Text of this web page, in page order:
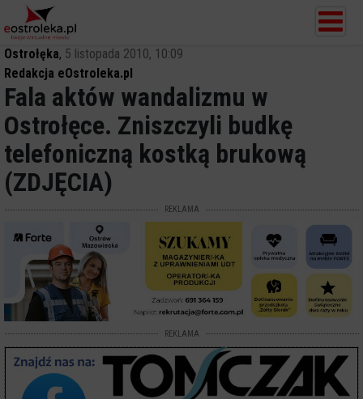
Ostrołęka, 5 listopada 2010, 10:09
Redakcja eOstroleka.pl
Fala aktów wandalizmu w
Ostrołęce. Zniszczyli budkę
telefoniczną kostką brukową
(ZDJĘCIA)
REKLAMA
REKLAMA